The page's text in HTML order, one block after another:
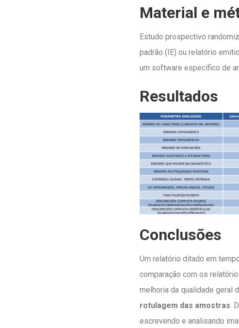
Material e
Estudo prospectivo
padrão (IE) ou relatório
um software específico de
Resultados
Conclusões
Um relatório ditado em
comparação com os
melhoria da qualidade geral
rotulagem das amostras.
escrevendo e analisando